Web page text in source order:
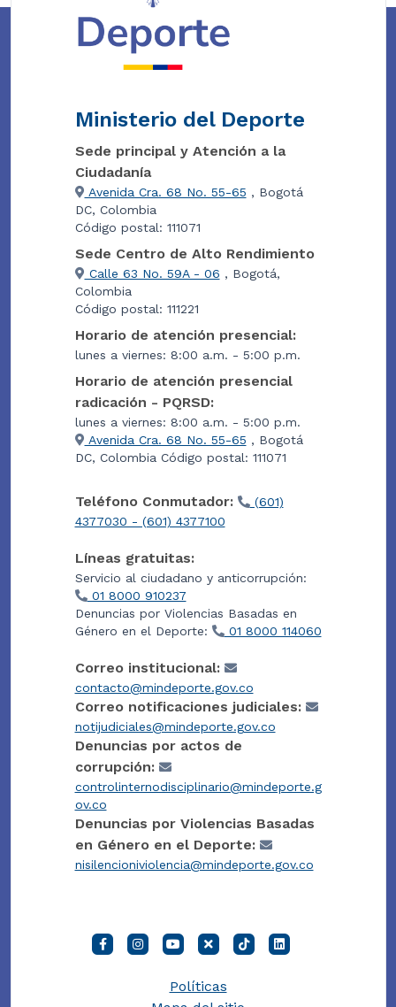
Ministerio del Deporte
Sede principal y Atención a la
Ciudadanía
Avenida Cra. 68 No. 55-65 , Bogotá
DC, Colombia
Código postal: 111071
Sede Centro de Alto Rendimiento
Calle 63 No. 59A - 06 , Bogotá,
Colombia
Código postal: 111221
Horario de atención presencial:
lunes a viernes: 8:00 a.m. - 5:00 p.m.
Horario de atención presencial
radicación - PQRSD:
lunes a viernes: 8:00 a.m. - 5:00 p.m.
Avenida Cra. 68 No. 55-65 , Bogotá
DC, Colombia Código postal: 111071
Teléfono Conmutador:
(601)
4377030 - (601) 4377100
Líneas gratuitas:
Servicio al ciudadano y anticorrupción:
01 8000 910237
Denuncias por Violencias Basadas en
Género en el Deporte:
01 8000 114060
Correo institucional:
contacto@mindeporte.gov.co
Correo notificaciones judiciales:
notijudiciales@mindeporte.gov.co
Denuncias por actos de
corrupción:
controlinternodisciplinario@mindeporte.g
ov.co
Denuncias por Violencias Basadas
en Género en el Deporte:
nisilencioniviolencia@mindeporte.gov.co
Políticas